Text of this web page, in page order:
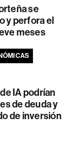
se
y perfora el
meses
IA podrían
de deuda y
de inversión